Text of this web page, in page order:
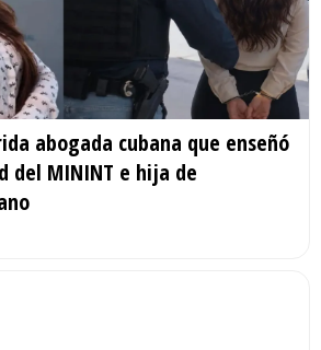
abogada cubana que enseñó
del MININT e hija de